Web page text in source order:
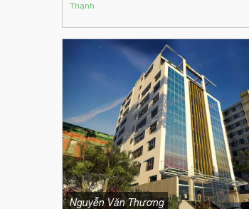
Thạnh
Nguyễn Văn Thương